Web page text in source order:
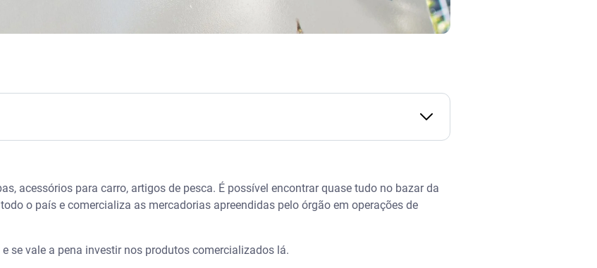
da Receita Federal
Federal?
acessórios para carro, artigos de pesca. É possível encontrar quase tudo no bazar da
o país e comercializa as mercadorias apreendidas pelo órgão em operações de
se vale a pena investir nos produtos comercializados lá.